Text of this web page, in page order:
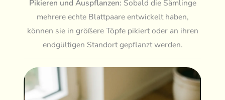
Pikieren und Auspflanzen: Sobald die Sämlinge
mehrere echte Blattpaare entwickelt haben,
können sie in größere Töpfe pikiert oder an ihren
endgültigen Standort gepflanzt werden.